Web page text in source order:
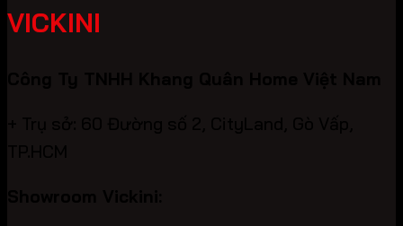
VICKINI